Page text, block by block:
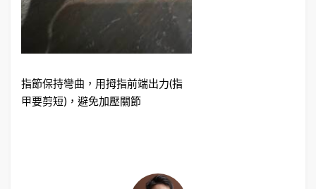
指節保持彎曲，用拇指前端出力(指
甲要剪短)，避免加壓關節